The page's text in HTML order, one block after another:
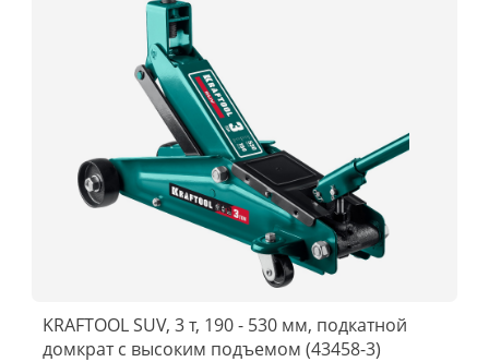
KRAFTOOL SUV, 3 т, 190 - 530 мм, подкатной
домкрат с высоким подъемом (43458-3)